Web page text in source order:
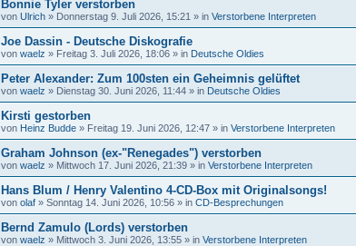
Bonnie Tyler verstorben
von Ulrich » Donnerstag 9. Juli 2026, 15:21 » in Verstorbene Interpreten
Joe Dassin - Deutsche Diskografie
von waelz » Freitag 3. Juli 2026, 18:06 » in Deutsche Oldies
Peter Alexander: Zum 100sten ein Geheimnis gelüftet
von waelz » Dienstag 30. Juni 2026, 11:44 » in Deutsche Oldies
Kirsti gestorben
von Heinz Budde » Freitag 19. Juni 2026, 12:47 » in Verstorbene Interpreten
Graham Johnson (ex-"Renegades") verstorben
von waelz » Mittwoch 17. Juni 2026, 21:39 » in Verstorbene Interpreten
Hans Blum / Henry Valentino 4-CD-Box mit Originalsongs!
von olaf » Sonntag 14. Juni 2026, 10:56 » in CD-Besprechungen
Bernd Zamulo (Lords) verstorben
von waelz » Mittwoch 3. Juni 2026, 13:55 » in Verstorbene Interpreten